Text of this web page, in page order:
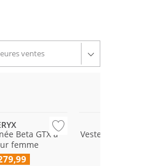
Beta GTX à
femme
Veste de pluie